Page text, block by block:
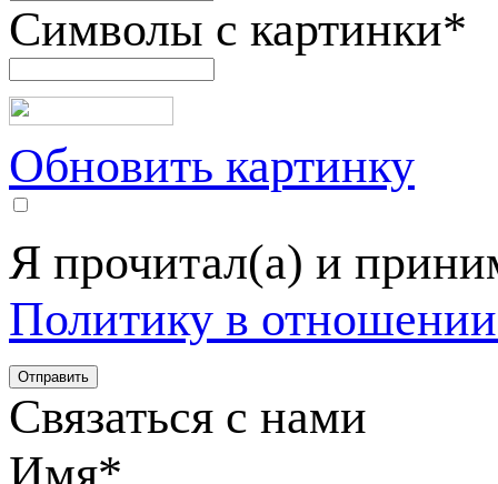
Символы с картинки*
Обновить картинку
Я прочитал(а) и
Политику в
Связаться с нами